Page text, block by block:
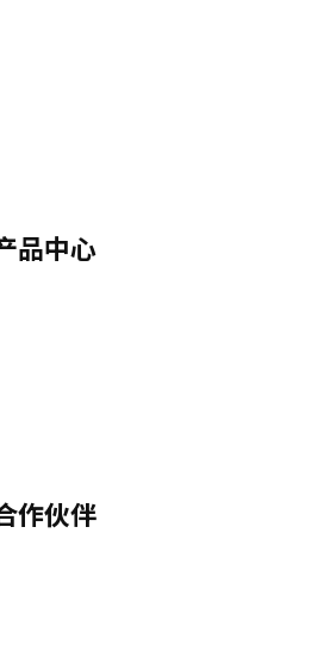
品中心
作伙伴